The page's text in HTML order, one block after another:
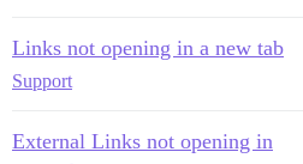
Links not opening in a new tab
Support
External Links not opening in